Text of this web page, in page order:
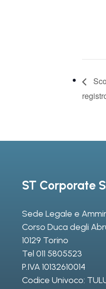
ST Corporate
Sede Legale e
Corso Duca degli
10129 Torino
Tel 011 5805523
P.IVA 10132610014
Codice Univoco: